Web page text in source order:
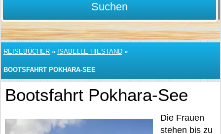
Suchen
REISEBÜCHER » ISABELLE HIESTAND »
BOOTSFAHRT POKHARA-SEE
Bootsfahrt Pokhara-See
Die Frauen
stehen bis zu